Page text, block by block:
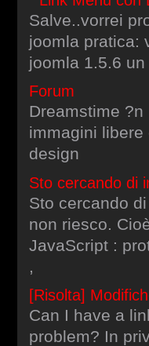
Salve..vorrei
joomla pratica:
joomla 1.5.6
Forum
Dreamstime
immagini
design
Sto cercando di
Sto cercando
non riesco.
JavaScript :
[Risolta]
Can I have a
problem? In